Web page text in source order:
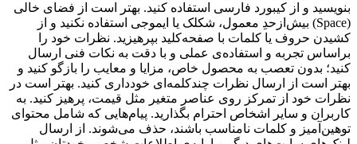
بنویسید و از کیبورد فارسی استفاده کنید. بهتر است از فضای خالی
(Space) بیش‌از‌حدِ معمول، شکلک یا ایموجی استفاده نکنید و از
کشیدن حروف یا کلمات با صفحه‌کلید بپرهیزید. نظرات خود را
براساس تجربه و استفاده‌ی عملی و با دقت به نکات فنی ارسال
کنید؛ بدون تعصب به محصول خاص، مزایا و معایب را بازگو کنید و
بهتر است از ارسال نظرات چندکلمه‌‌ای خودداری کنید. بهتر است در
نظرات خود از تمرکز روی عناصر متغیر مثل قیمت، پرهیز کنید. به
کاربران و سایر اشخاص احترام بگذارید. پیام‌هایی که شامل محتوای
توهین‌آمیز و کلمات نامناسب باشند، حذف می‌شوند. از ارسال